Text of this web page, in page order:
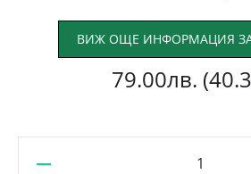
ВИЖ ОЩЕ ИНФОРМАЦИЯ
79.00лв.